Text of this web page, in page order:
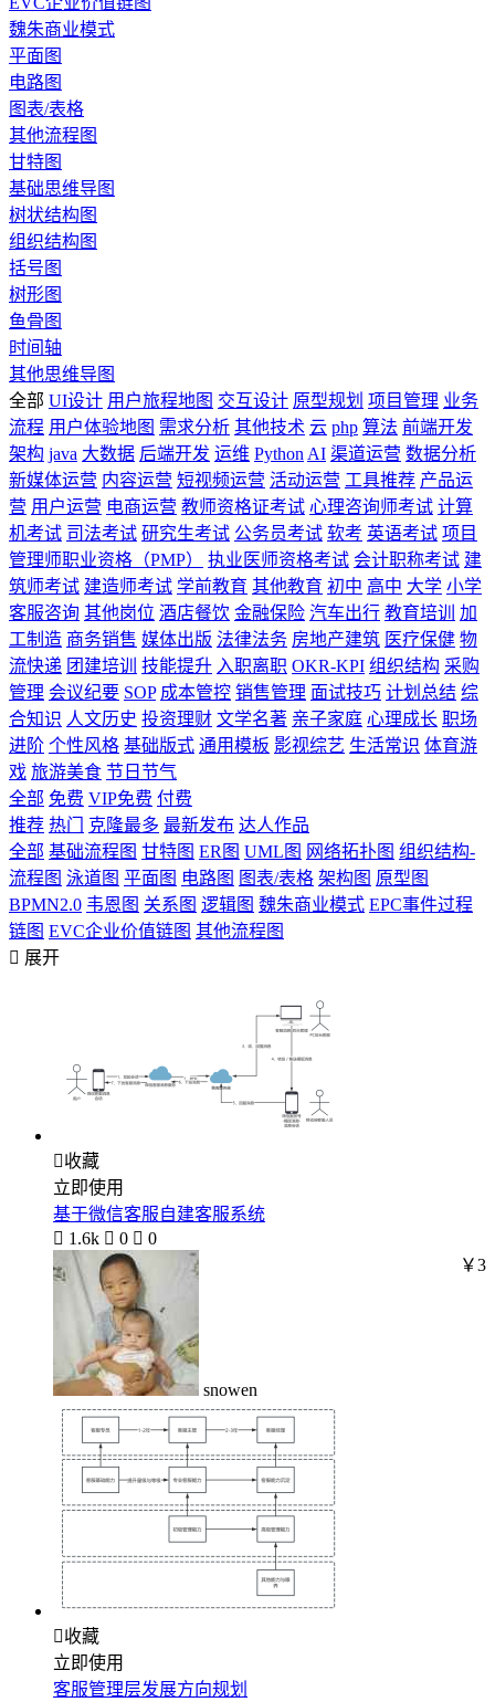
魏朱商业模式
平面图
电路图
图表/表格
其他流程图
甘特图
基础思维导图
树状结构图
组织结构图
括号图
树形图
鱼骨图
时间轴
其他思维导图
全部 UI设计 用户旅程地图 交互设计 原型规划 项目管理 业务
流程 用户体验地图 需求分析 其他技术 云 php 算法 前端开发
架构 java 大数据 后端开发 运维 Python AI 渠道运营 数据分析
新媒体运营 内容运营 短视频运营 活动运营 工具推荐 产品运
营 用户运营 电商运营 教师资格证考试 心理咨询师考试 计算
机考试 司法考试 研究生考试 公务员考试 软考 英语考试 项目
管理师职业资格（PMP）
执业医师资格考试 会计职称考试 建
筑师考试 建造师考试 学前教育 其他教育 初中 高中 大学 小学
客服咨询 其他岗位 酒店餐饮 金融保险 汽车出行 教育培训
加
工制造 商务销售 媒体出版 法律法务 房地产建筑 医疗保健 物
流快递 团建培训 技能提升 入职离职 OKR-KPI 组织结构 采购
管理 会议纪要 SOP 成本管控 销售管理 面试技巧 计划总结 综
合知识 人文历史 投资理财 文学名著 亲子家庭 心理成长 职场
进阶 个性风格 基础版式 通用模板 影视综艺 生活常识 体育游
戏 旅游美食 节日节气
全部 免费 VIP免费 付费
推荐 热门 克隆最多 最新发布 达人作品
全部 基础流程图 甘特图 ER图 UML图 网络拓扑图 组织结构-
流程图 泳道图 平面图 电路图 图表/表格 架构图 原型图
BPMN2.0 韦恩图 关系图 逻辑图 魏朱商业模式 EPC事件过程
链图 EVC企业价值链图 其他流程图
 展开
收藏
立即使用
基于微信客服自建客服系统
 1.6k  0  0
snowen
￥3
收藏
立即使用
客服管理层发展方向规划